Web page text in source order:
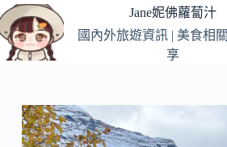
跳
至
主
Jane妮佛蘿蔔汁
國內外旅遊資訊 | 美食相
享